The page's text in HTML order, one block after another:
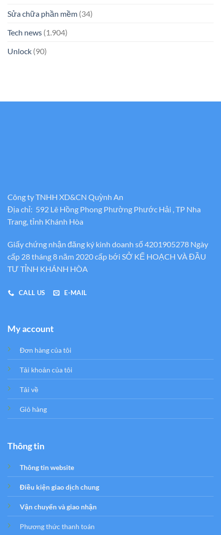
Sửa chữa phần mềm (34)
Tech news (1.904)
Unlock (90)
Công ty TNHH XD&CN Quỳnh An
Địa chỉ: 592 Lê Hồng Phong Phường Phước Hải , TP Nha
Trang, tỉnh Khánh Hòa
Giấy chứng nhận đăng ký kinh doanh số 4201905278 Ngày
cấp 28 tháng 8 năm 2020 cấp bới SỞ KẾ HOẠCH VÀ ĐẦU
TƯ TỈNH KHÁNH HÒA
CALL US E-MAIL
My account
Đơn hàng của tôi
Tải khoản của tôi
Tải về
Giỏ hàng
Thông tin
Thông tin website
Điều kiện giao dịch chung
Vận chuyển và giao nhận
Phương thức thanh toán